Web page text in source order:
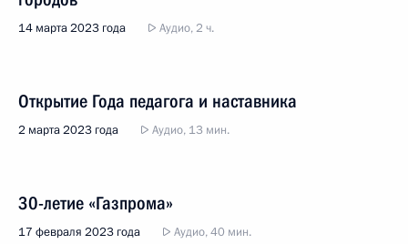
14 марта 2023 года Аудио, 2 ч.
Открытие Года педагога и наставника
2 марта 2023 года Аудио, 13 мин.
30-летие «Газпрома»
17 февраля 2023 года Аудио, 40 мин.